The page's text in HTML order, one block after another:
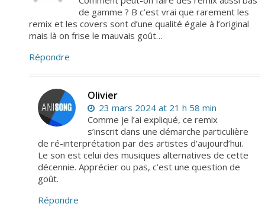
de gamme ? B c’est vrai que rarement les
remix et les covers sont d’une qualité égale à l’original
mais là on frise le mauvais goût…
Répondre
Olivier
23 mars 2024 at 21 h 58 min
Comme je l’ai expliqué, ce remix
s’inscrit dans une démarche particulière
de ré-interprétation par des artistes d’aujourd’hui.
Le son est celui des musiques alternatives de cette
décennie. Apprécier ou pas, c’est une question de
goût.
Répondre